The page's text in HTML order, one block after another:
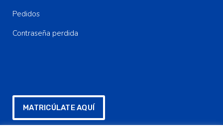
Pedidos
Contraseña perdida
MATRICÚLATE AQUÍ